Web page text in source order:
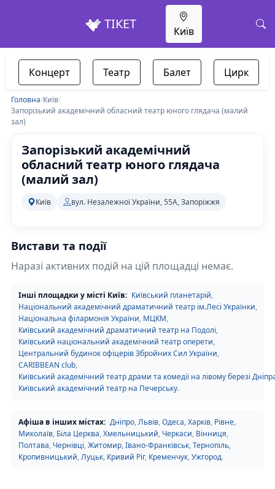
ТІКЕТ Київ
Концерт Театр Балет Цирк
Головна/Київ/
Запорізький академічний обласний театр юного глядача (малий
зал)
Запорізький академічний
обласний театр юного глядача
(малий зал)
Київ вул. Незалежної України, 55А, Запоріжжя
Вистави та події
Наразі активних подій на цій площадці немає.
Інші площадки у місті Київ: Київський планетарій,
Національний академічний драматичний театр ім.Лесі Українки,
Національна філармонія України, МЦКМ,
Київський академічний драматичний театр на Подолі,
Київський національний академічний театр оперети,
Центральний будинок офіцерів Збройних Сил України,
CARIBBEAN club,
Київський академічний театр драми та комедії на лівому березі
Київський академічний театр на Печерську.
Афіша в інших містах: Дніпро,Львів,Одеса,Харків, Рівне,
Миколаїв, Біла Церква,Хмельницький, Черкаси, Вінниця,
Полтава, Чернівці,Житомир,Івано-Франківськ,Тернопіль,
Кропивницький,Луцьк, Кривий Ріг, Кременчук,Ужгород.